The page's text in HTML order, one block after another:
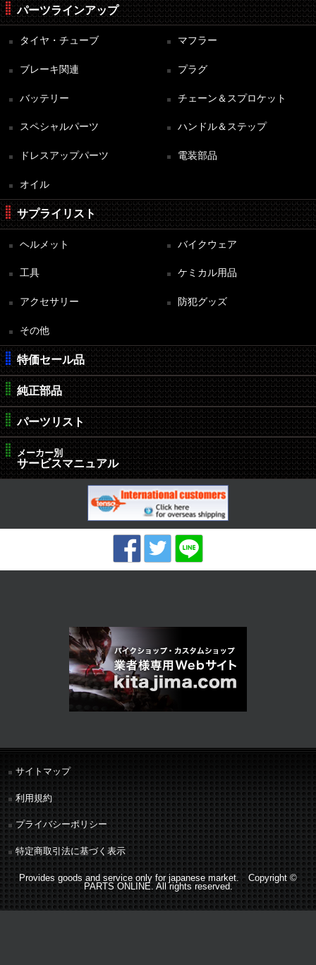
パーツラインアップ
タイヤ・チューブ マフラー
ブレーキ関連 プラグ
バッテリー チェーン＆スプロケット
スペシャルパーツ ハンドル＆ステップ
ドレスアップパーツ 電装部品
オイル
サプライリスト
ヘルメット バイクウェア
工具 ケミカル用品
アクセサリー 防犯グッズ
その他
特価セール品
純正部品
パーツリスト
メーカー別
サービスマニュアル
サイトマップ
利用規約
プライバシーポリシー
特定商取引法に基づく表示
Provides goods and service only for japanese market. Copyright ©
PARTS ONLINE. All rights reserved.